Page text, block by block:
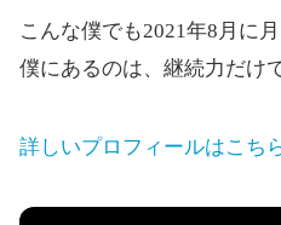
こんな僕でも2021年8月に
僕にあるのは、継続力だけ
詳しいプロフィールはこち